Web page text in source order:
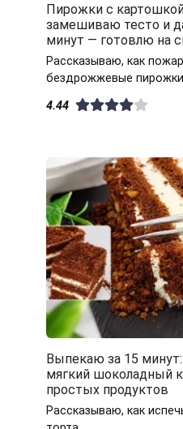
Пирожки с
замешиваю тесто и
минут — готовлю на
Рассказываю, как
бездрожжевые
4.44
Выпекаю за 15
мягкий шоколадный
простых продуктов
Рассказываю, как